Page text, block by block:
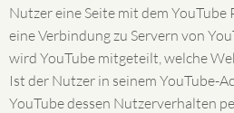
Nutzer eine Seite mit dem
eine Verbindung zu Servern von
wird YouTube mitgeteilt, welche
Ist der Nutzer in seinem YouTube-
YouTube dessen Nutzerverhalten